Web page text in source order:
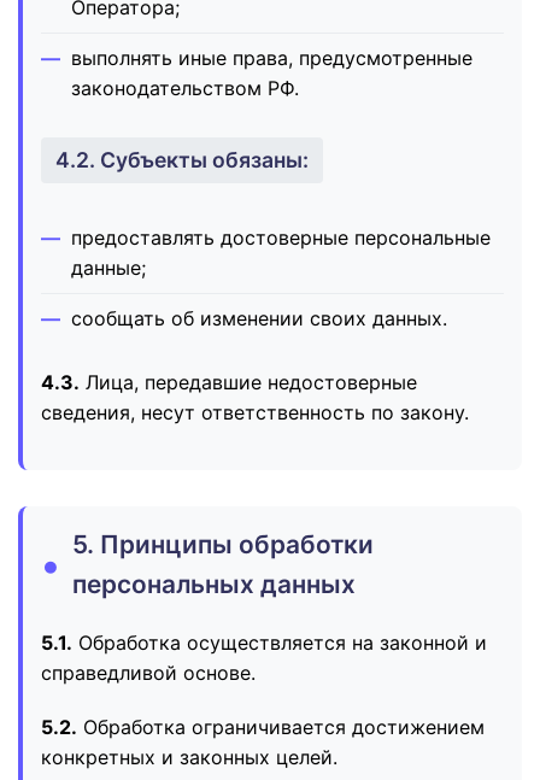
Оператора;
выполнять иные права, предусмотренные
законодательством РФ.
4.2. Субъекты обязаны:
предоставлять достоверные персональные
данные;
сообщать об изменении своих данных.
4.3. Лица, передавшие недостоверные
сведения, несут ответственность по закону.
5. Принципы обработки
персональных данных
5.1. Обработка осуществляется на законной и
справедливой основе.
5.2. Обработка ограничивается достижением
конкретных и законных целей.